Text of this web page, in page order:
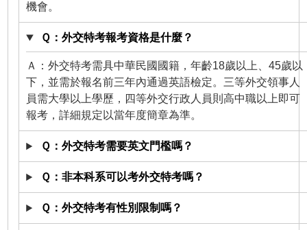
機會。
Ｑ：外交特考報考資格是什麼？
Ａ：外交特考需具中華民國國籍，年齡18歲以上、45歲以
下，並需於報名前三年內通過英語檢定。三等外交領事人
員需大學以上學歷，四等外交行政人員則高中職以上即可
報考，詳細規定以當年度簡章為準。
Ｑ：外交特考需要英文門檻嗎？
Ｑ：非本科系可以考外交特考嗎？
Ｑ：外交特考有性別限制嗎？